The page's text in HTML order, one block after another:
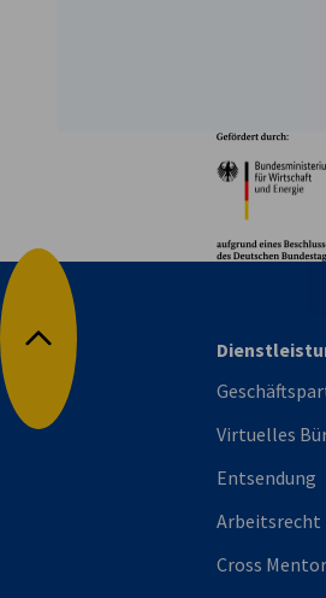
Nach oben
Virtuelles
Entsendung
Arbeitsrecht
Cross